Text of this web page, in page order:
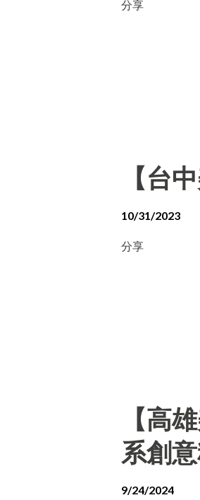
分享
【台
10/31/2023
分享
【高
系創
9/24/2024